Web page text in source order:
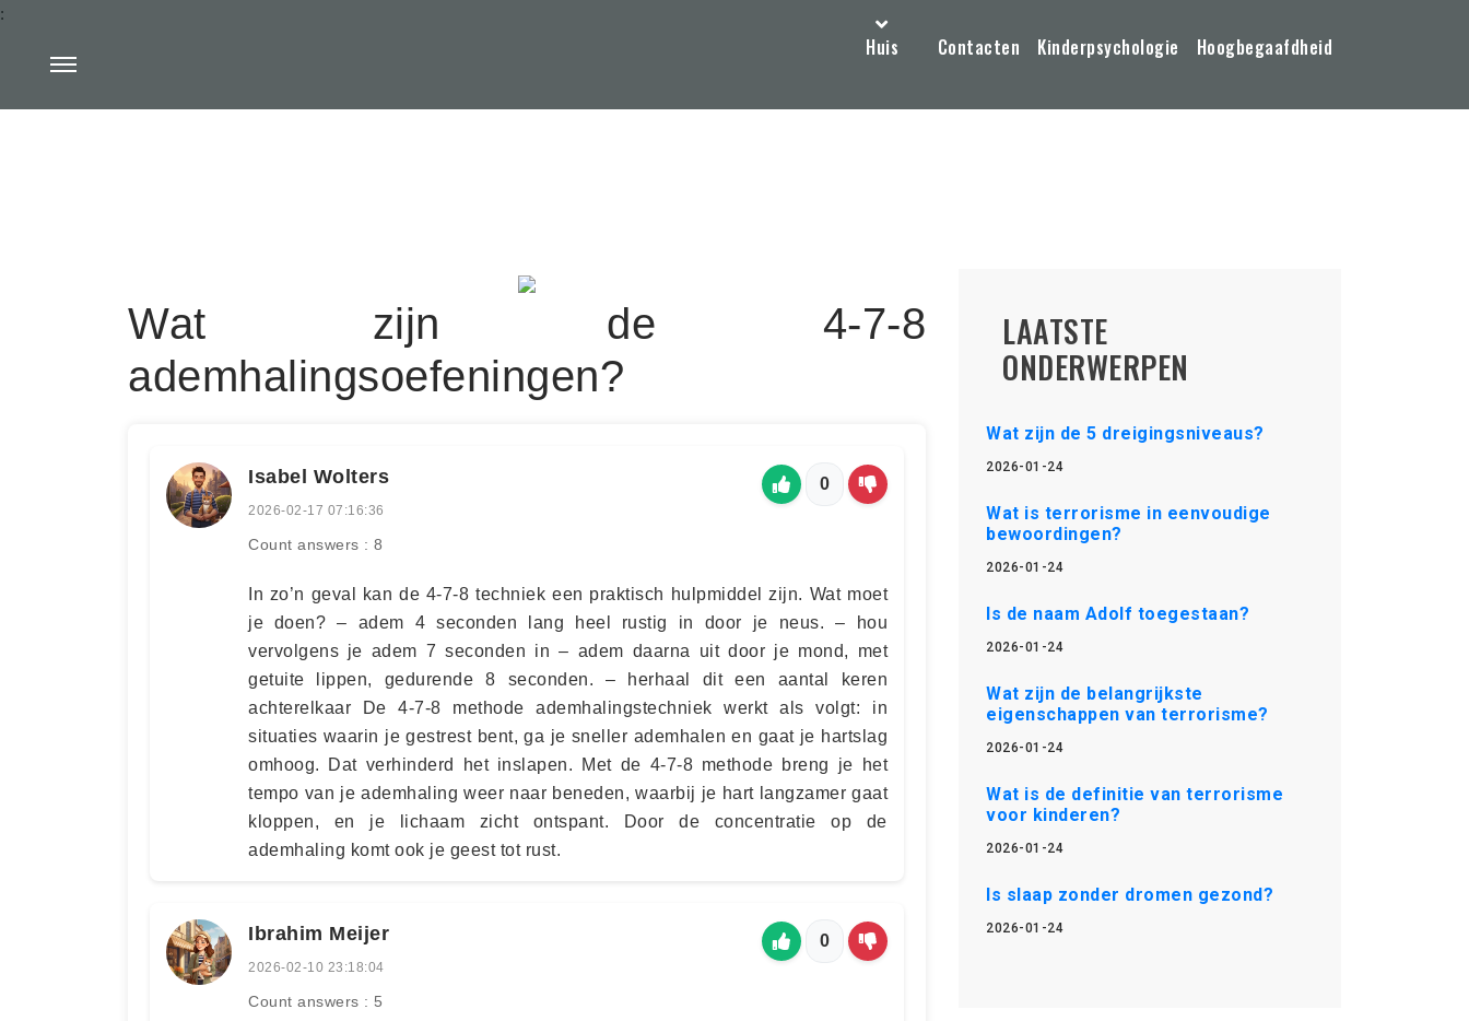
Huis Contacten Kinderpsychologie Hoogbegaafdheid
:
Wat zijn de 4-7-8
ademhalingsoefeningen?
Isabel Wolters
2026-02-17 07:16:36
Count answers : 8
0
In zo’n geval kan de 4-7-8 techniek een praktisch hulpmiddel zijn. Wat moet
je doen? – adem 4 seconden lang heel rustig in door je neus. – hou
vervolgens je adem 7 seconden in – adem daarna uit door je mond, met
getuite lippen, gedurende 8 seconden. – herhaal dit een aantal keren
achterelkaar De 4-7-8 methode ademhalingstechniek werkt als volgt: in
situaties waarin je gestrest bent, ga je sneller ademhalen en gaat je hartslag
omhoog. Dat verhinderd het inslapen. Met de 4-7-8 methode breng je het
tempo van je ademhaling weer naar beneden, waarbij je hart langzamer gaat
kloppen, en je lichaam zicht ontspant. Door de concentratie op de
ademhaling komt ook je geest tot rust.
Ibrahim Meijer
2026-02-10 23:18:04
Count answers : 5
0
LAATSTE
ONDERWERPEN
Wat zijn de 5 dreigingsniveaus?
2026-01-24
Wat is terrorisme in eenvoudige
bewoordingen?
2026-01-24
Is de naam Adolf toegestaan?
2026-01-24
Wat zijn de belangrijkste
eigenschappen van terrorisme?
2026-01-24
Wat is de definitie van terrorisme
voor kinderen?
2026-01-24
Is slaap zonder dromen gezond?
2026-01-24